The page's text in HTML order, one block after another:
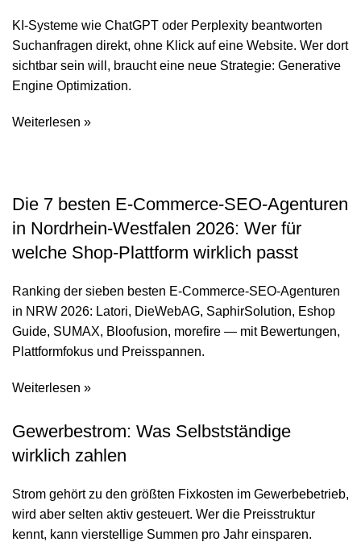
KI-Systeme wie ChatGPT oder Perplexity beantworten
Suchanfragen direkt, ohne Klick auf eine Website. Wer dort
sichtbar sein will, braucht eine neue Strategie: Generative
Engine Optimization.
Weiterlesen »
Die 7 besten E-Commerce-SEO-Agenturen
in Nordrhein-Westfalen 2026: Wer für
welche Shop-Plattform wirklich passt
Ranking der sieben besten E-Commerce-SEO-Agenturen
in NRW 2026: Latori, DieWebAG, SaphirSolution, Eshop
Guide, SUMAX, Bloofusion, morefire — mit Bewertungen,
Plattformfokus und Preisspannen.
Weiterlesen »
Gewerbestrom: Was Selbstständige
wirklich zahlen
Strom gehört zu den größten Fixkosten im Gewerbebetrieb,
wird aber selten aktiv gesteuert. Wer die Preisstruktur
kennt, kann vierstellige Summen pro Jahr einsparen.